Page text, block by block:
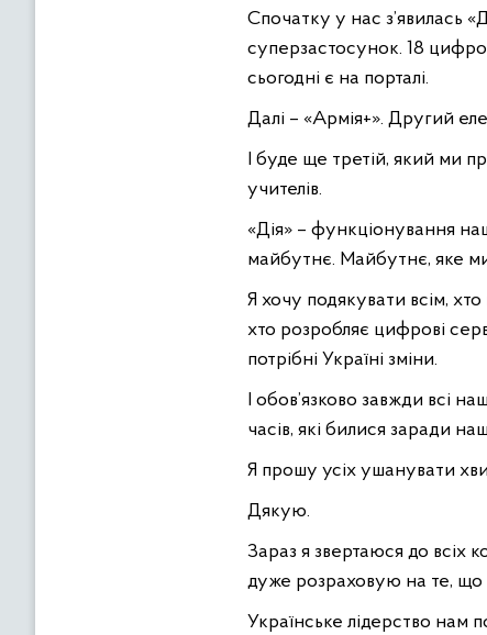
Спочатку у нас з’явилась
суперзастосунок. 18
сьогодні є на порталі.
Далі – «Армія+». Другий
І буде ще третій, який ми
учителів.
«Дія» – функціонування
майбутнє. Майбутнє, яке
Я хочу подякувати всім,
хто розробляє цифрові
потрібні Україні зміни.
І обов’язково завжди всі
часів, які билися заради
Я прошу усіх ушанувати
Дякую.
Зараз я звертаюся до всіх
дуже розраховую на те, що
Українське лідерство нам